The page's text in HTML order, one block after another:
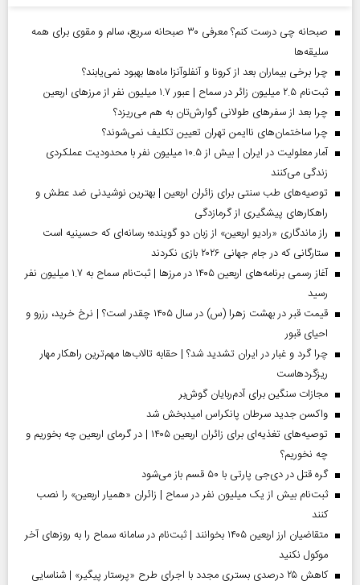
صبحانه چی درست کنم؟ معرفی ۳۰ صبحانه سریع، سالم و مقوی برای همه
سلیقه‌ها
چرا برخی بیماران بعد از کرونا و آنفلوآنزا ماه‌ها بهبود نمی‌یابند؟
ثبت‌نام ۲.۵ میلیون زائر در سماح | عبور ۱.۷ میلیون نفر از مرز‌های اربعین
چرا بعد از سفرهای طولانی گوارش‌تان به هم می‌ریزد؟
چرا ساختمان‌های ناایمن تهران تعیین تکلیف نمی‌شوند؟
آمار معلولیت در ایران | بیش از ۱۰.۵ میلیون نفر با محدودیت عملکردی
زندگی می‌کنند
توصیه‌های طب سنتی برای زائران اربعین | بهترین نوشیدنی ضد عطش و
راهکارهای پیشگیری از گرمازدگی
راز ماندگاری «رادیو اربعین» از زبان دو گوینده؛ رسانه‌ای که حسینیه است
ستارگانی که در جام جهانی ۲۰۲۶ بازی نکردند
آغاز رسمی برنامه‌های اربعین ۱۴۰۵ در مرز‌ها | ثبت‌نام سماح به ۱.۷ میلیون نفر
رسید
قیمت قبر در بهشت زهرا (س) در سال ۱۴۰۵ چقدر است؟ | نرخ خرید، رزرو و
احیای قبور
چرا گرد و غبار در ایران تشدید شد؟ | حقابه تالاب‌ها مهم‌ترین راهکار مهار
ریزگردهاست
مجازات سنگین برای آدم‌ربایان گوش‌بر
واکسن جدید سرطان پانکراس امیدبخش شد
توصیه‌های تغذیه‌ای برای زائران اربعین ۱۴۰۵ | در گرمای اربعین چه بخوریم و
چه نخوریم؟
گره قتل در دی‌جی پارتی با ۵۰ قسم باز می‌شود
ثبت‌نام بیش از یک میلیون نفر در سماح | زائران «همیار اربعین» را نصب
کنند
متقاضیان ارز اربعین ۱۴۰۵ بخوانند | ثبت‌نام در سامانه سماح را به روز‌های آخر
موکول نکنید
کاهش ۲۵ درصدی بستری مجدد با اجرای طرح «پرستار پیگیر» | شناسایی